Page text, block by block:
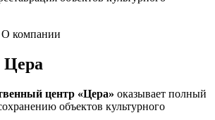
О компании
центр «Цера» оказывает полный
объектов культурного